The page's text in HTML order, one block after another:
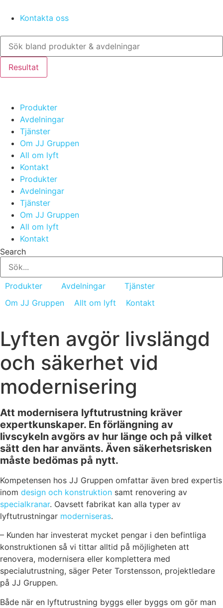
Kontakta oss
Search
Resultat
Produkter
Avdelningar
Tjänster
Om JJ Gruppen
All om lyft
Kontakt
Produkter
Avdelningar
Tjänster
Om JJ Gruppen
All om lyft
Kontakt
Search
Produkter Avdelningar
Tjänster
Om JJ Gruppen
Allt om lyft Kontakt
Lyften avgör livslängd
och säkerhet vid
modernisering
Att modernisera lyftutrustning kräver
expertkunskaper. En förlängning av
livscykeln avgörs av hur länge och på vilket
sätt den har använts. Även säkerhetsrisken
måste bedömas på nytt.
Kompetensen hos JJ Gruppen omfattar även bred expertis
inom design och konstruktion samt renovering av
specialkranar. Oavsett fabrikat kan alla typer av
lyftutrustningar moderniseras.
– Kunden har investerat mycket pengar i den befintliga
konstruktionen så vi tittar alltid på möjligheten att
renovera, modernisera eller komplettera med
specialutrustning, säger Peter Torstensson, projektledare
på JJ Gruppen.
Både när en lyftutrustning byggs eller byggs om gör man